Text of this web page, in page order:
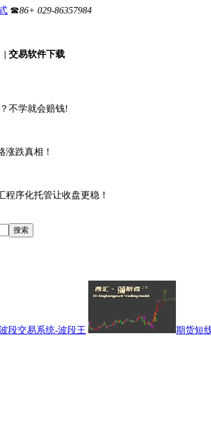
☎86+ 029-86357984
| 交易软件下载
不学就会赔钱!
跌真相！
序化托管让收盘更稳！
段交易系统-波段王 期货短